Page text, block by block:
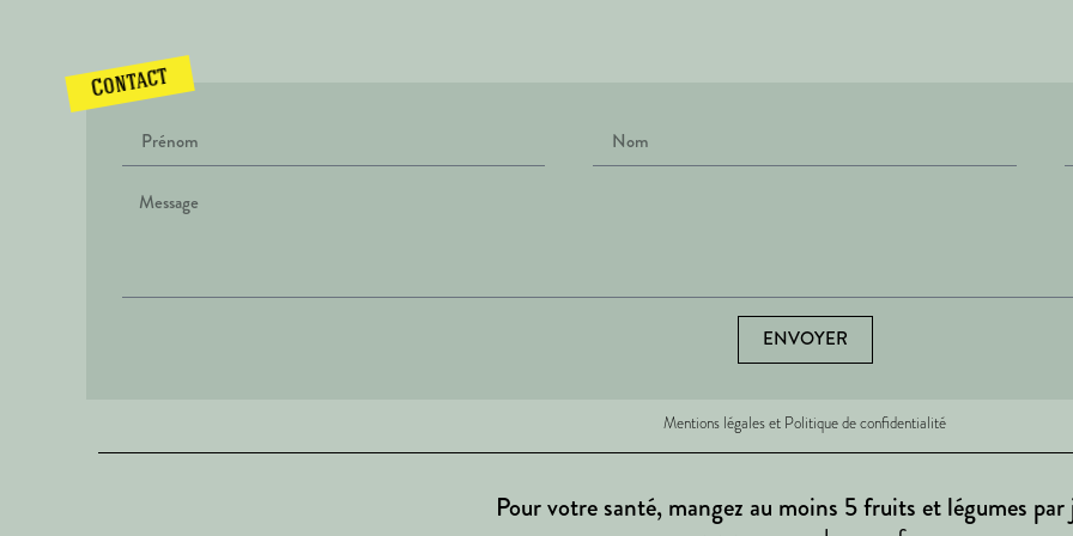
Contact
ENVOYER
Mentions légales et Politique de confidentialité
Pour votre santé, mangez au moins 5 fruits et légumes par